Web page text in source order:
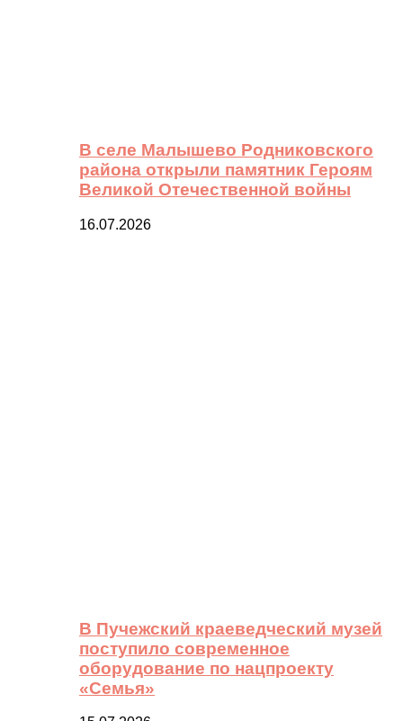
В селе Малышево Родниковского
района открыли памятник Героям
Великой Отечественной войны
16.07.2026
В Пучежский краеведческий музей
поступило современное
оборудование по нацпроекту
«Семья»